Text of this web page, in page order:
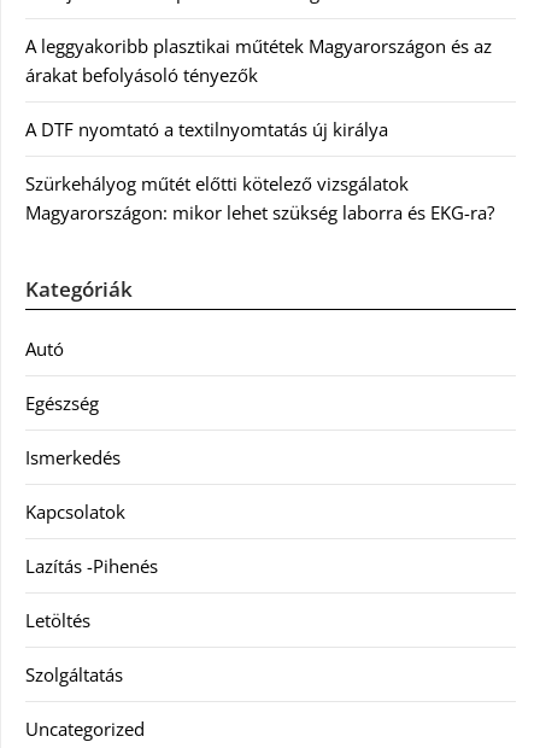
A leggyakoribb plasztikai műtétek Magyarországon és az
árakat befolyásoló tényezők
A DTF nyomtató a textilnyomtatás új királya
Szürkehályog műtét előtti kötelező vizsgálatok
Magyarországon: mikor lehet szükség laborra és EKG-ra?
Kategóriák
Autó
Egészség
Ismerkedés
Kapcsolatok
Lazítás -Pihenés
Letöltés
Szolgáltatás
Uncategorized